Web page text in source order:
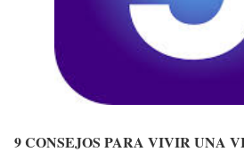
9 CONSEJOS PARA VIVIR UNA